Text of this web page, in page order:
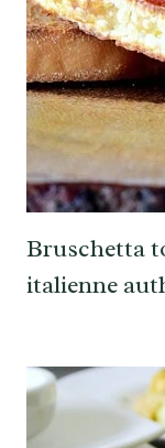
Bruschetta
italienne